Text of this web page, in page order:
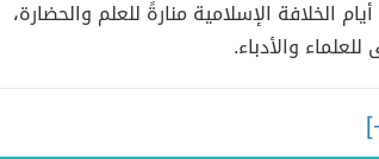
الخلافة الإسلامية منارةً للعلم والحضارة،
والأدباء.